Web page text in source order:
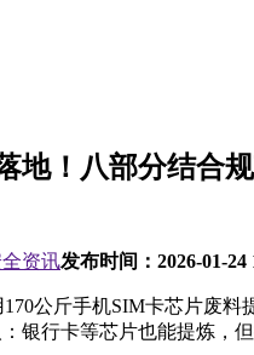
地！八部分结合
资讯发布时间： 2026-01-24
公斤手机SIM卡芯片废料
银行卡等芯片也能提炼，但